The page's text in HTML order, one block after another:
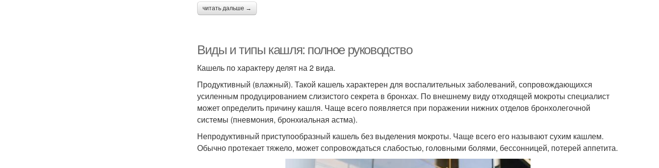
читать дальше →
Виды и типы кашля: полное руководство
Кашель по характеру делят на 2 вида.
Продуктивный (влажный). Такой кашель характерен для воспалительных заболеваний, сопровождающихся
усиленным продуцированием слизистого секрета в бронхах. По внешнему виду отходящей мокроты специалист
может определить причину кашля. Чаще всего появляется при поражении нижних отделов бронхолегочной
системы (пневмония, бронхиальная астма).
Непродуктивный приступообразный кашель без выделения мокроты. Чаще всего его называют сухим кашлем.
Обычно протекает тяжело, может сопровождаться слабостью, головными болями, бессонницей, потерей аппетита.